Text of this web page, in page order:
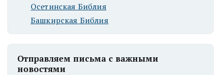
Осетинская Библия
Башкирская Библия
Отправляем письма с важными
новостями